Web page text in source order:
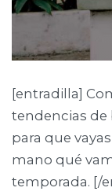
[entradilla]
tendencias de
para que
mano qué
temporada. [/